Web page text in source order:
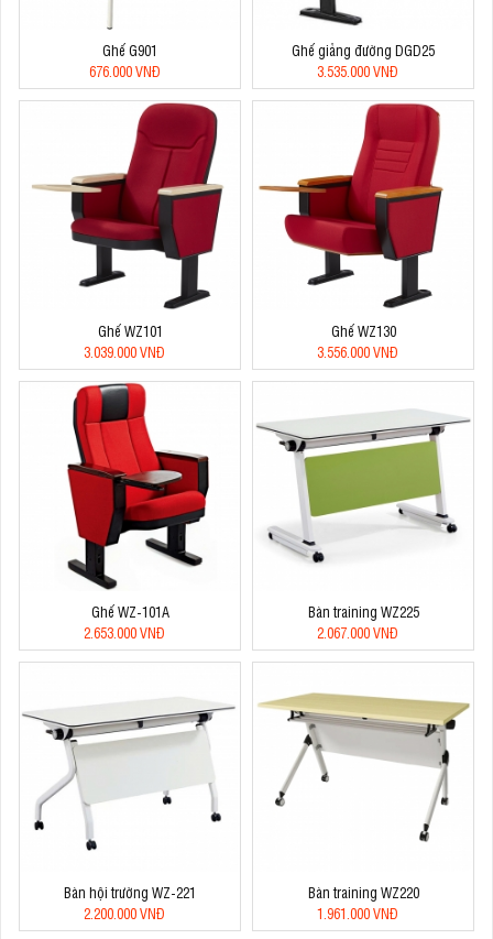
Ghế G901
676.000 VNĐ
Ghế giảng đường DGD25
3.535.000 VNĐ
Ghế WZ101
3.039.000 VNĐ
Ghế WZ130
3.556.000 VNĐ
Ghế WZ-101A
2.653.000 VNĐ
Bàn training WZ225
2.067.000 VNĐ
Bàn hội trường WZ-221
2.200.000 VNĐ
Bàn training WZ220
1.961.000 VNĐ